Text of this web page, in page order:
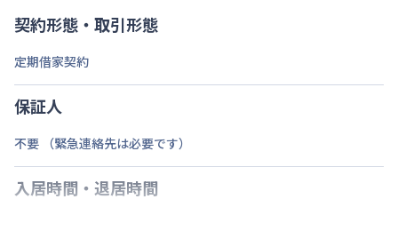
契約形態・取引形態
定期借家契約
保証人
不要 （緊急連絡先は必要です）
入居時間・退居時間